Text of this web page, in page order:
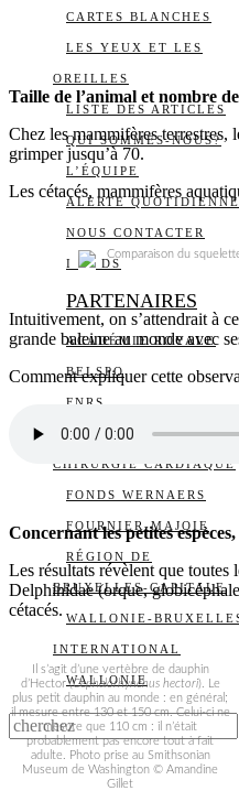
CARTES BLANCHES
LES YEUX ET LES
OREILLES
LISTE DES ARTICLES
QUI SOMMES-NOUS?
L’ÉQUIPE
ALERTE QUOTIDIENNE
NOUS CONTACTER
I DS
PARTENAIRES
ACADÉMIE ROYALE
BELSPO
FNRS
FONDS POUR LA
CHIRURGIE CARDIAQUE
FONDS WERNAERS
FOURNIER-MAJOIE
RÉGION DE
BRUXELLES-CAPITALE
WALLONIE-
INTERNATIONAL
WALLONIE
Taille de l’animal et nombre
Chez les mammifères terrestres,
grimper jusqu’à 70.
Les cétacés, mammifères
Comparaison du
Intuitivement, on s’attendrait à
grande baleine au monde avec
Comment expliquer cette
Concernant les petites
Les résultats révèlent que toutes
Delphinidae (orque,
cétacés.
Il s’agit d’une vertèbre de dauphin
d’Hector (Cephalorhynchus hectori). Le
plus petit dauphin au monde : en général;
il mesure entre 130 et 150 cm. Celui-ci ne
mesure que 110 cm : il n’était
probablement pas encore tout à fait
adulte. Photo prise au Smithsonian
Museum de Washington © Amandine
Gillet